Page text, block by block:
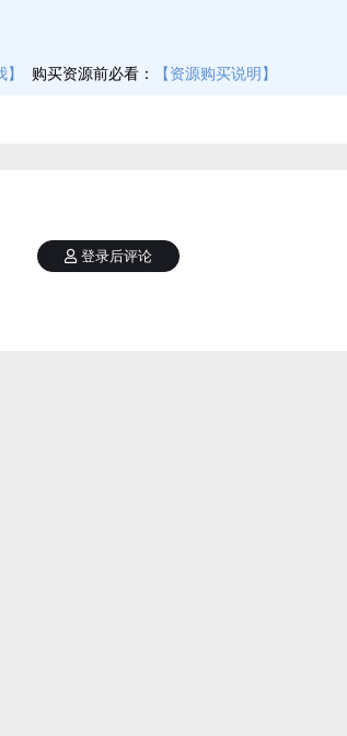
购买资源前必看： 【资源购买说明】
登录后评论